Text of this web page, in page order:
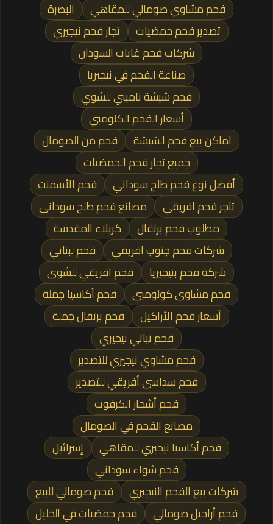
فحم مشاوي صومالي للمقاهي
البصرة
تصدير فحم حمضيات
تجار فحم نيجيري
شركات فحم غابات السودان
صناعة الفحم في نيجيريا
فحم شيشة ناميبي للشوي
أسعار الفحم الكلومبي
اماكن بيع فحم الشيشة
فحم من الصومال
جميع تجار فحم الحمضيات
أفضل نوع فحم طلح سوداني
فحم الأسمنت
تاجر فحم افريقي
مصانع فحم طلح سوداني
مطلوب فحم برتقال
كربلاء المقدسة
شركات فحم جنوب افريقي
فحم لبناني
شركة فحم بنيجيريا
فحم افريقي للشوي
فحم مشاوي كولومبي
فحم أكاسيا جملة
أسعار فحم الأراكيل
فحم برتقال جملة
فحم نباتي نيجيري
فحم مشاوي نيجيري للتصدير
فحم سداسي أفريقي للتصدير
فحم أشجار الكرفوت
مصانع الفحم في الصومال
فحم أكاسيا نيجيري للمقاهي
إسرائيل
فحم شواء سوداني
شركات بيع الفحم النيجيري
فحم صومالي للبيع
فحم أراجيل صومالي
فحم حمضيات في الخليل